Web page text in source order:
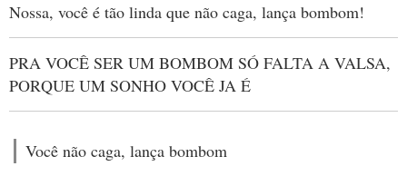
Nossa, você é tão linda que não caga, lança bombom!
PRA VOCÊ SER UM BOMBOM SÓ FALTA A VALSA,
PORQUE UM SONHO VOCÊ JA É
Você não caga, lança bombom